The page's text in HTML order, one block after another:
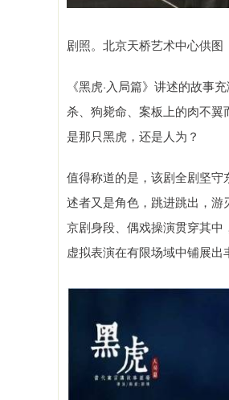
剧照。北京天桥艺术中心供图
《黑虎·入局篇》讲述的故事
杀、狗毙命、案板上的肉不
是那只黑虎，还是人为？
值得称道的是，该剧全剧坚守
述者又是角色，跳进跳出，游
京剧身段、偶戏操演贯穿其
虚拟表演在有限场域中铺展出